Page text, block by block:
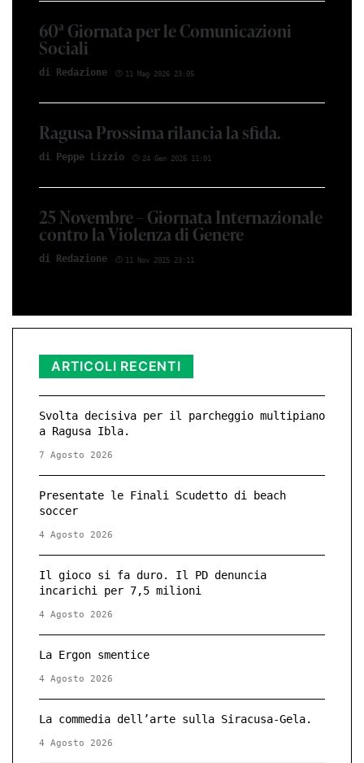
60ª Giornata per le Comunicazioni
Sociali
di Redazione 11 Mag 2026 23:05
Ragusa Prossima rilancia la sfida.
di Peppe Lizzio 24 Gen 2026 11:01
25 Novembre – Giornata Internazionale
contro la Violenza di Genere
di Redazione 11 Nov 2025 23:11
ARTICOLI RECENTI
Svolta decisiva per il parcheggio multipiano
a Ragusa Ibla.
7 Agosto 2026
Presentate le Finali Scudetto di beach
soccer
4 Agosto 2026
Il gioco si fa duro. Il PD denuncia
incarichi per 7,5 milioni
4 Agosto 2026
La Ergon smentice
4 Agosto 2026
La commedia dell’arte sulla Siracusa-Gela.
4 Agosto 2026